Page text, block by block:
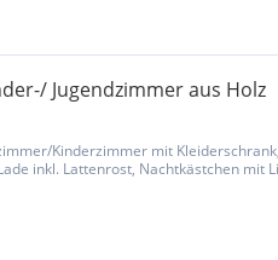
Jugendzimmer aus Holz
Kinderzimmer mit Kleiderschrank,
inkl. Lattenrost, Nachtkästchen mit